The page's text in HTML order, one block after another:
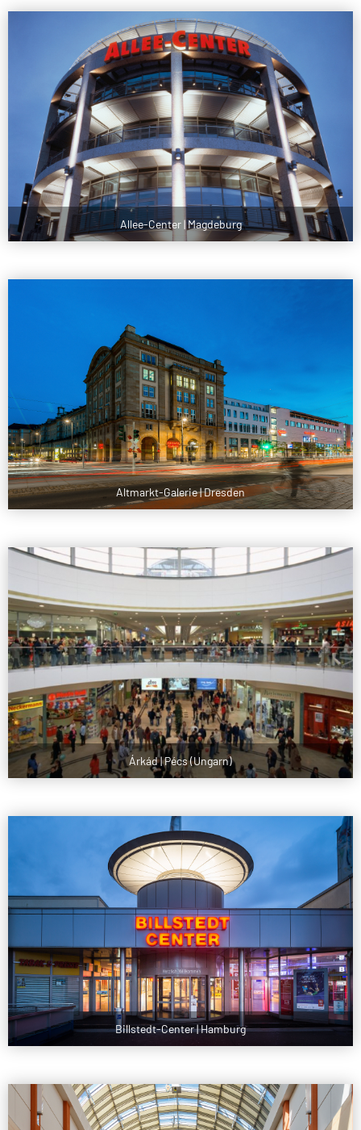
Allee-Center | Magdeburg
Altmarkt-Galerie | Dresden
Árkád | Pécs (Ungarn)
Billstedt-Center | Hamburg